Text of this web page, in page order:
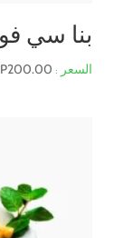
بنا سي
200.00